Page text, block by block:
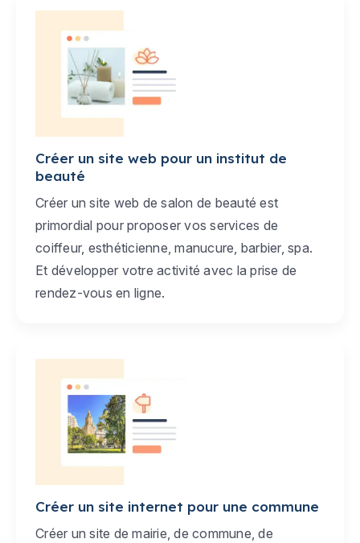
Créer un site web pour un institut de
beauté
Créer un site web de salon de beauté est
primordial pour proposer vos services de
coiffeur, esthéticienne, manucure, barbier, spa.
Et développer votre activité avec la prise de
rendez-vous en ligne.
Créer un site internet pour une commune
Créer un site de mairie, de commune, de